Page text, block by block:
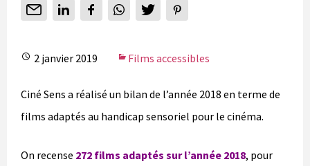
2 janvier 2019 Films accessibles
Ciné Sens a réalisé un bilan de l’année 2018 en terme de
films adaptés au handicap sensoriel pour le cinéma.
On recense 272 films adaptés sur l’année 2018, pour